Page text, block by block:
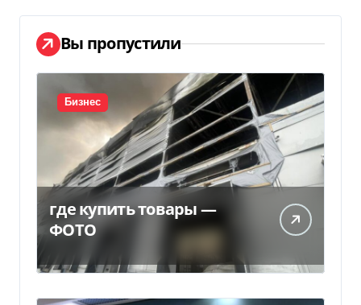
Вы пропустили
Бизнес
где купить товары —
ФОТО